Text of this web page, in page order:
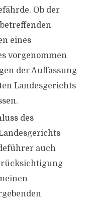
Ob der
eines
vorgenommen
der Auffassung
Landesgerichts
des
auch